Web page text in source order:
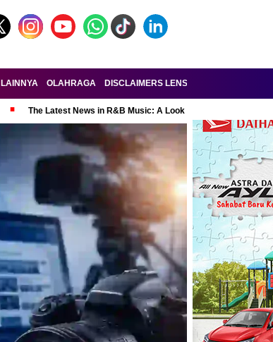
LAINNYA OLAHRAGA DISCLAIMERS LENSA-RAKYAT.COM
The Latest News in R&B Music: A Look at Super Bowl